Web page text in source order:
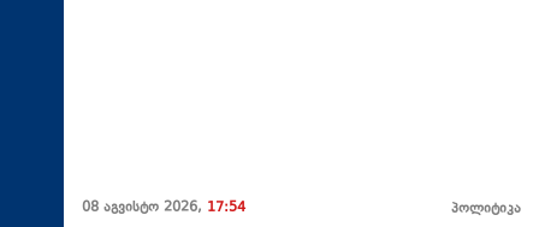
08 აგვისტო 2026, 17:54 პოლიტიკა